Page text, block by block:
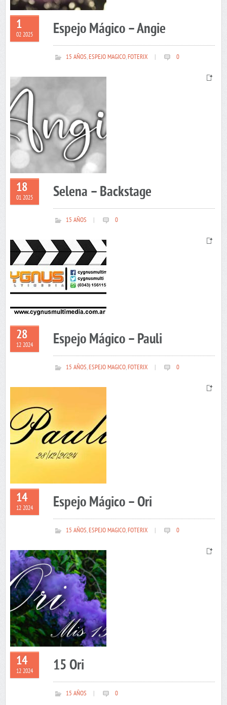
1
02 2025 Espejo Mágico – Angie
15 AÑOS,ESPEJO MAGICO,FOTERIX 0
18
01 2025 Selena – Backstage
15 AÑOS 0
28
12 2024 Espejo Mágico – Pauli
15 AÑOS,ESPEJO MAGICO,FOTERIX 0
14
12 2024 Espejo Mágico – Ori
15 AÑOS,ESPEJO MAGICO,FOTERIX 0
14
12 2024 15 Ori
15 AÑOS 0